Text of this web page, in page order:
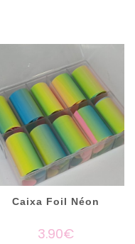
Caixa Foil Néon
3.90€